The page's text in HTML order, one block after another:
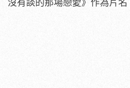
沒有談的那場戀愛》作為片名